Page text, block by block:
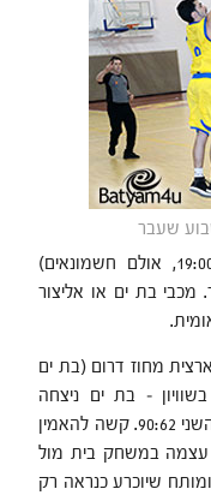
שעבר
עונה ארוכה ומפרכת תגיע היום (ראשון, 19:00, אולם חשמונאים)
בת ים או אליצור
מחוז דרום (בת ים
– בת ים ניצחה
במשחק הראשון 58:63 אבל הובסה במשחק השני 90:62. קשה להאמין
עצמה במשחק בית מול
שיוכרע כנראה רק